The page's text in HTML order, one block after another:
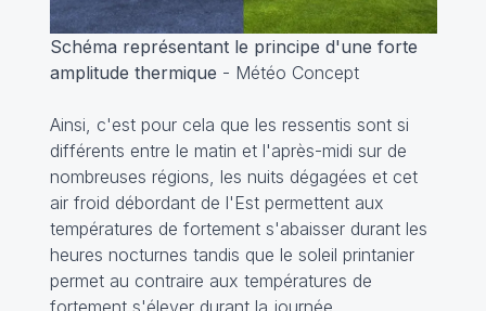
Schéma représentant le principe d'une forte
amplitude thermique - Météo Concept
Ainsi, c'est pour cela que les ressentis sont si
différents entre le matin et l'après-midi sur de
nombreuses régions, les nuits dégagées et cet
air froid débordant de l'Est permettent aux
températures de fortement s'abaisser durant les
heures nocturnes tandis que le soleil printanier
permet au contraire aux températures de